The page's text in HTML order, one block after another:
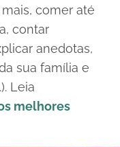
comer até
contar
anedotas,
sua família e
Leia
melhores